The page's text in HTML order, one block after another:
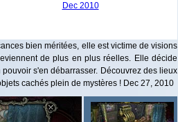
Dec 2010
bien méritées, elle est victime de visions
de plus en plus réelles. Elle décide
s'en débarrasser. Découvrez des lieux
cachés plein de mystères ! Dec 27, 2010